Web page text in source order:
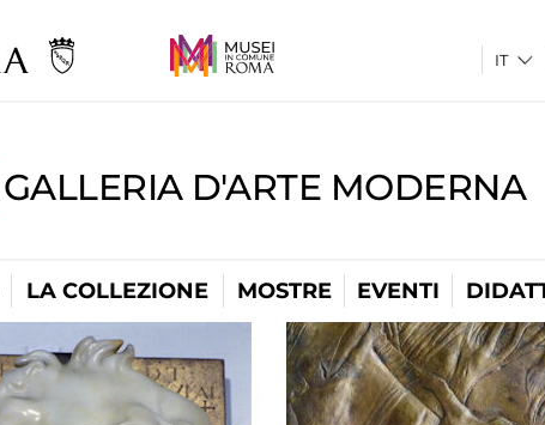
GALLERIA D'ARTE MODERNA
LA COLLEZIONE MOSTRE EVENTI